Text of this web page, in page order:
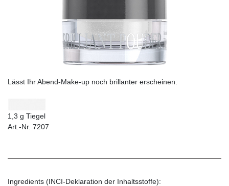
Lässt Ihr Abend-Make-up noch brillanter erscheinen.
1,3 g Tiegel
Art.-Nr. 7207
Ingredients (INCI-Deklaration der Inhaltsstoffe):